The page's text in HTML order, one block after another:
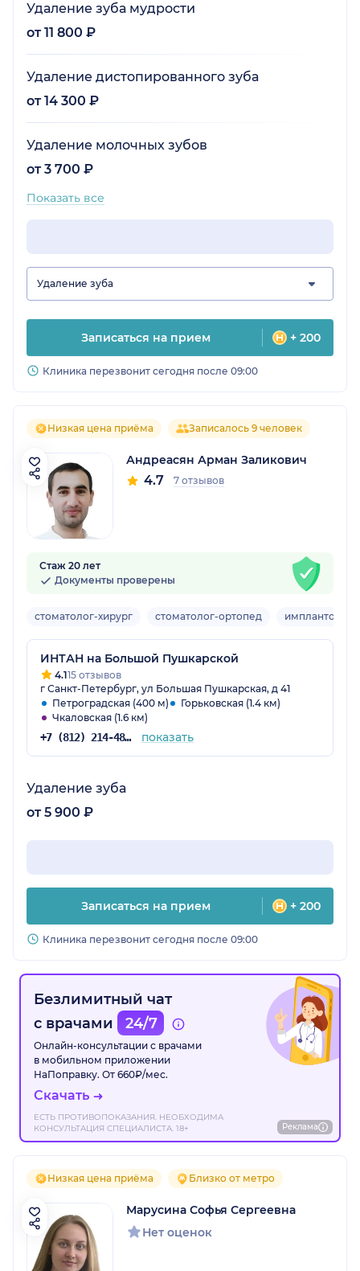
Удаление зуба мудрости
от 11 800 ₽
Удаление дистопированного зуба
от 14 300 ₽
Удаление молочных зубов
от 3 700 ₽
Показать все
Удаление зуба
Записаться на прием + 200
Клиника перезвонит сегодня после 09:00
Низкая цена приёма Записалось 9 человек
Андреасян Арман Заликович
4.7 7 отзывов
Стаж 20 лет
Документы проверены
стоматолог-хирург стоматолог-ортопед имплантолог
ИНТАН на Большой Пушкарской
4.115 отзывов
г Санкт-Петербург, ул Большая Пушкарская, д 41
Петроградская (400 м)
Горьковская (1.4 км)
Чкаловская (1.6 км)
+7 (812) 214-48-61 показать
Удаление зуба
от 5 900 ₽
Записаться на прием + 200
Клиника перезвонит сегодня после 09:00
Безлимитный чат
с врачами
24/7
Онлайн-консультации с врачами
в мобильном приложении
НаПоправку. От 660₽/мес.
Скачать
ЕСТЬ ПРОТИВОПОКАЗАНИЯ. НЕОБХОДИМА
КОНСУЛЬТАЦИЯ СПЕЦИАЛИСТА. 18+
Реклама
Низкая цена приёма Близко от метро
Марусина Софья Сергеевна
Нет оценок